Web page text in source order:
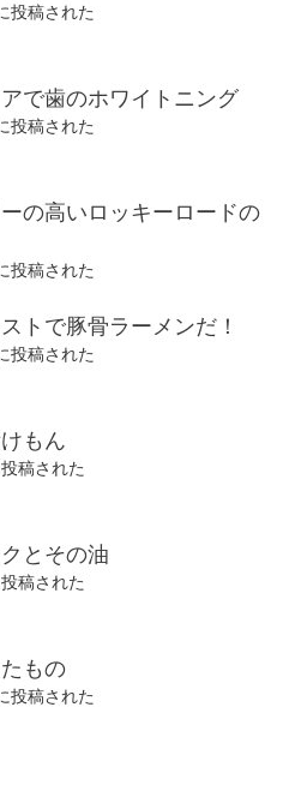
投稿された
で歯のホワイトニング
投稿された
の高いロッキーロードの
投稿された
トで豚骨ラーメンだ！
投稿された
もん
稿された
とその油
稿された
もの
投稿された